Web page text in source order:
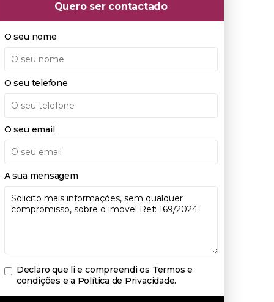
Quero ser contactado
O seu nome
O seu telefone
O seu email
A sua mensagem
Declaro que li e compreendi os Termos e
condições e a Política de Privacidade.